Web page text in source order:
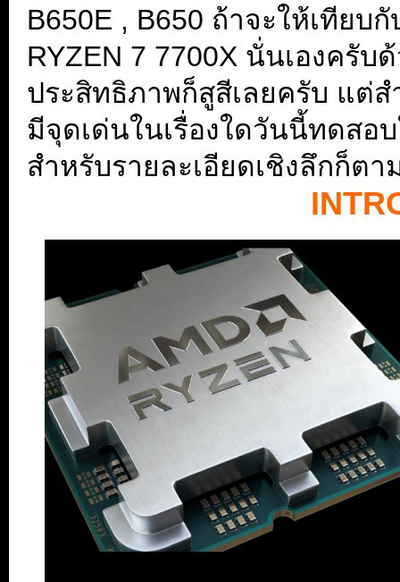
B650E , B650 ถ้าจะให้เทียบ
RYZEN 7 7700X นั่นเองครั
ประสิทธิภาพก็สูสีเลยครับ แต่ส
มีจุดเด่นในเรื่องใดวันนี้ทดสอ
สำหรับรายละเอียดเชิงลึกก็ต